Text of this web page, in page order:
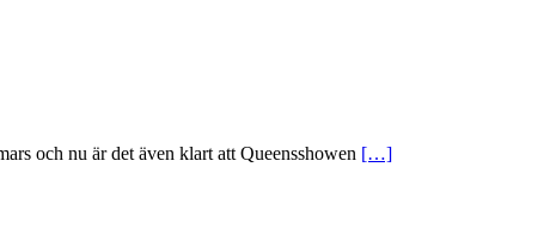
och nu är det även klart att Queensshowen […]